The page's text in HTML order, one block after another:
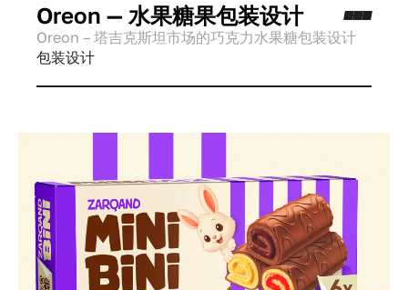
Oreon — 水果糖果包装设计
Oreon – 塔吉克斯坦市场的巧克力水果糖包装设计
包装设计